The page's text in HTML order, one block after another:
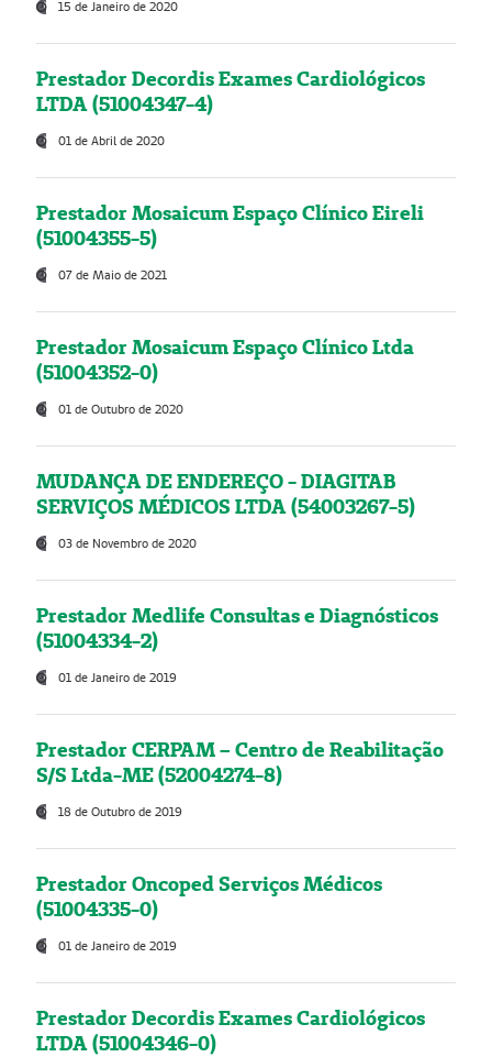
15 de Janeiro de 2020
Prestador Decordis Exames Cardiológicos
LTDA (51004347-4)
01 de Abril de 2020
Prestador Mosaicum Espaço Clínico Eireli
(51004355-5)
07 de Maio de 2021
Prestador Mosaicum Espaço Clínico Ltda
(51004352-0)
01 de Outubro de 2020
MUDANÇA DE ENDEREÇO - DIAGITAB
SERVIÇOS MÉDICOS LTDA (54003267-5)
03 de Novembro de 2020
Prestador Medlife Consultas e Diagnósticos
(51004334-2)
01 de Janeiro de 2019
Prestador CERPAM – Centro de Reabilitação
S/S Ltda-ME (52004274-8)
18 de Outubro de 2019
Prestador Oncoped Serviços Médicos
(51004335-0)
01 de Janeiro de 2019
Prestador Decordis Exames Cardiológicos
LTDA (51004346-0)